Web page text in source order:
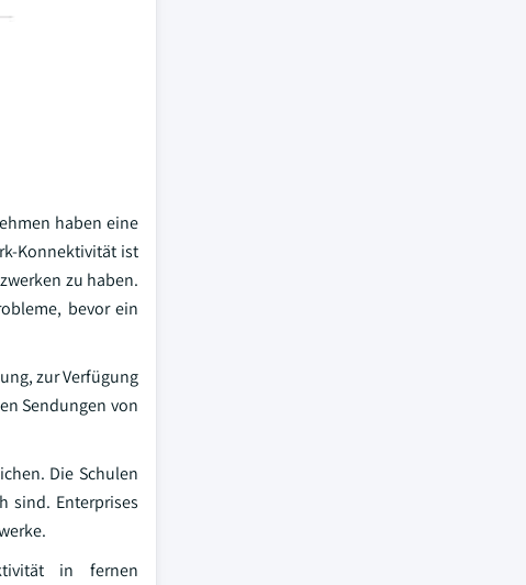
haben eine
Konnektivität ist
zu haben.
bevor ein
zur Verfügung
Sendungen von
Die Schulen
sind. Enterprises
in fernen